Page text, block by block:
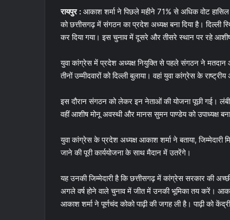
रायपुर : आकाश शर्मा ने पिछले महीने 71% से अधिक वोट
को छत्तीसगढ़ में संगठन का प्रदेश अध्यक्ष बना दिया है। दिल्ली
कर दिया गया। इस चुनाव में दूसरे और तीसरे स्थान पर रहे
युवा कांग्रेस में प्रदेश अध्यक्ष नियुक्ति से पहले संगठन ने मतदान
तीनों उम्मीदवारों को दिल्ली बुलाया। वहां युवा कांग्रेस के
इस दौरान संगठन को लेकर इन नेताओं की योजना पूछी गई। लंबी
वहीं आशीष मोनू अवस्थी और मानस सुमन पाण्डेय को उपाध्यक्ष
युवा कांग्रेस के प्रदेश अध्यक्ष आकाश शर्मा ने बताया,
जाने की पूरी कार्ययोजना के साथ मैदान में उतरेंगे।
यह उनकी जिम्मेदारी है कि छत्तीसगढ़ में कांग्रेस सरकार की
अगले वर्ष होने वाले चुनाव में जीत में उनकी भूमिका तय करें।
आकाश शर्मा ने पूर्णचंद कोको पाढ़ी की जगह ली है। पाढ़ी को